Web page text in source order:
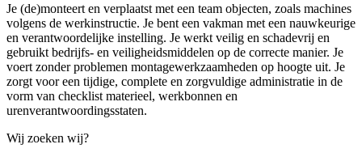
Je (de)monteert en verplaatst met een team objecten, zoals machines
volgens de werkinstructie. Je bent een vakman met een nauwkeurige
en verantwoordelijke instelling. Je werkt veilig en schadevrij en
gebruikt bedrijfs- en veiligheidsmiddelen op de correcte manier. Je
voert zonder problemen montagewerkzaamheden op hoogte uit. Je
zorgt voor een tijdige, complete en zorgvuldige administratie in de
vorm van checklist materieel, werkbonnen en
urenverantwoordingsstaten.
Wij zoeken wij?